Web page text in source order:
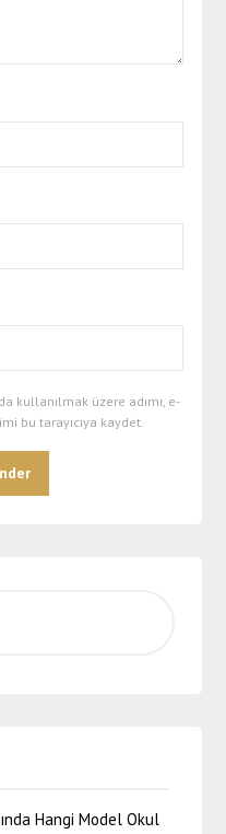
kullanılmak üzere adımı, e-
bu tarayıcıya kaydet.
Hangi Model Okul